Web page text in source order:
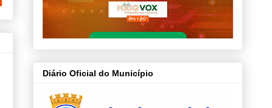
Diário Oficial do Município